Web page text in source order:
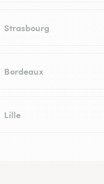
Strasbourg
Bordeaux
Lille